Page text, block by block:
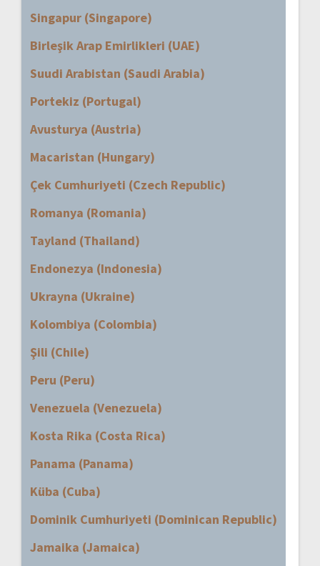
Singapur (Singapore)
Birleşik Arap Emirlikleri (UAE)
Suudi Arabistan (Saudi Arabia)
Portekiz (Portugal)
Avusturya (Austria)
Macaristan (Hungary)
Çek Cumhuriyeti (Czech Republic)
Romanya (Romania)
Tayland (Thailand)
Endonezya (Indonesia)
Ukrayna (Ukraine)
Kolombiya (Colombia)
Şili (Chile)
Peru (Peru)
Venezuela (Venezuela)
Kosta Rika (Costa Rica)
Panama (Panama)
Küba (Cuba)
Dominik Cumhuriyeti (Dominican Republic)
Jamaika (Jamaica)